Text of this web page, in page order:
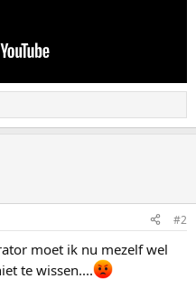
#2
moet ik nu mezelf wel
te wissen....